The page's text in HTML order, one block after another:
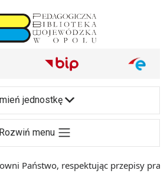
narzędzi
i inne
jednostkę
Rozwiń menu
Państwo, respektując przepisy